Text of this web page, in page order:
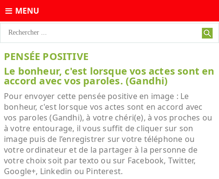
MENU
PENSÉE POSITIVE
Le bonheur, c'est lorsque vos actes sont en
accord avec vos paroles. (Gandhi)
Pour envoyer cette pensée positive en image : Le
bonheur, c'est lorsque vos actes sont en accord avec
vos paroles (Gandhi), à votre chéri(e), à vos proches ou
à votre entourage, il vous suffit de cliquer sur son
image puis de l’enregistrer sur votre téléphone ou
votre ordinateur et de la partager à la personne de
votre choix soit par texto ou sur Facebook, Twitter,
Google+, Linkedin ou Pinterest.